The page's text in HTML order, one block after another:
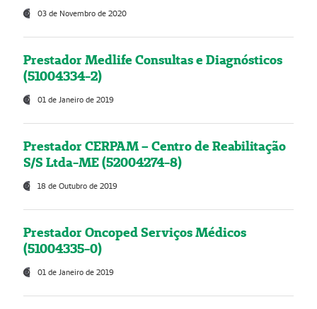
03 de Novembro de 2020
Prestador Medlife Consultas e Diagnósticos
(51004334-2)
01 de Janeiro de 2019
Prestador CERPAM – Centro de Reabilitação
S/S Ltda-ME (52004274-8)
18 de Outubro de 2019
Prestador Oncoped Serviços Médicos
(51004335-0)
01 de Janeiro de 2019